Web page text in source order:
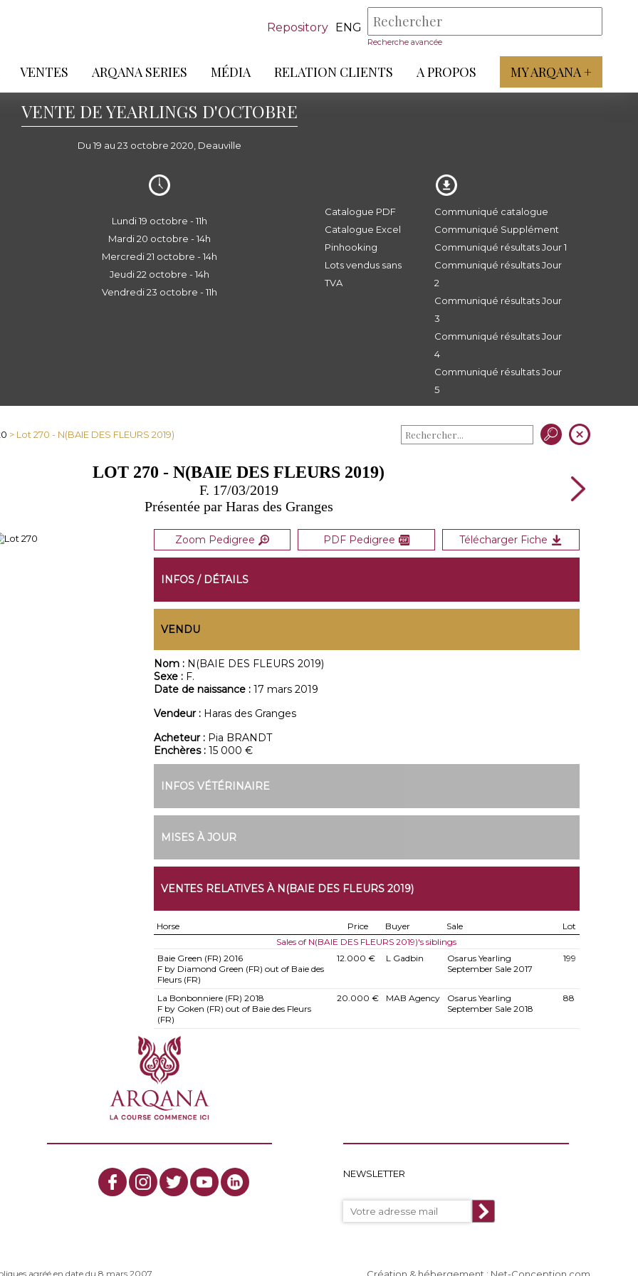
Repository ENG
Recherche avancée
VENTES ARQANA SERIES MÉDIA RELATION CLIENTS A PROPOS MY ARQANA +
VENTE DE YEARLINGS D'OCTOBRE
Du 19 au 23 octobre 2020, Deauville
Lundi 19 octobre - 11h
Mardi 20 octobre - 14h
Mercredi 21 octobre - 14h
Jeudi 22 octobre - 14h
Vendredi 23 octobre - 11h
Catalogue PDF
Catalogue Excel
Pinhooking
Lots vendus sans
TVA
Communiqué catalogue
Communiqué Supplément
Communiqué résultats Jour 1
Communiqué résultats Jour
2
Communiqué résultats Jour
3
Communiqué résultats Jour
4
Communiqué résultats Jour
5
> Lot 270 - N(BAIE DES FLEURS 2019)
LOT 270 - N(BAIE DES FLEURS 2019)
F. 17/03/2019
Présentée par Haras des Granges
Zoom Pedigree PDF Pedigree Télécharger Fiche
INFOS / DÉTAILS
VENDU
Nom : N(BAIE DES FLEURS 2019)
Sexe : F.
Date de naissance : 17 mars 2019
Vendeur : Haras des Granges
Acheteur : Pia BRANDT
Enchères : 15 000 €
INFOS VÉTÉRINAIRE
MISES À JOUR
VENTES RELATIVES À N(BAIE DES FLEURS 2019)
Horse Price Buyer Sale
Lot
Sales of N(BAIE DES FLEURS 2019)'s siblings
Baie Green (FR) 2016
F by Diamond Green (FR) out of Baie des
Fleurs (FR)
12.000 € L Gadbin
Osarus Yearling
September Sale 2017
199
La Bonbonniere (FR) 2018
F by Goken (FR) out of Baie des Fleurs
(FR)
20.000 € MAB Agency
Osarus Yearling
September Sale 2018
88
NEWSLETTER
agréé en date du 8 mars 2007